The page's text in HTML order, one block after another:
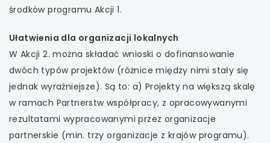
środków programu Akcji 1.
Ułatwienia dla organizacji lokalnych
W Akcji 2. można składać wnioski o dofinansowanie
dwóch typów projektów (różnice między nimi stały się
jednak wyraźniejsze). Są to: a) Projekty na większą skalę
w ramach Partnerstw współpracy, z opracowywanymi
rezultatami wypracowanymi przez organizacje
partnerskie (min. trzy organizacje z krajów programu).